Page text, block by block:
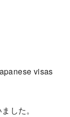
visas
した。